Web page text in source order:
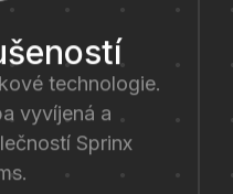
technologie.
vyvíjená a
Sprinx